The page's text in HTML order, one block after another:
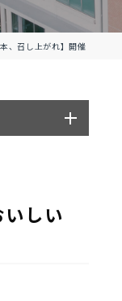
、召し上がれ】開催
しい